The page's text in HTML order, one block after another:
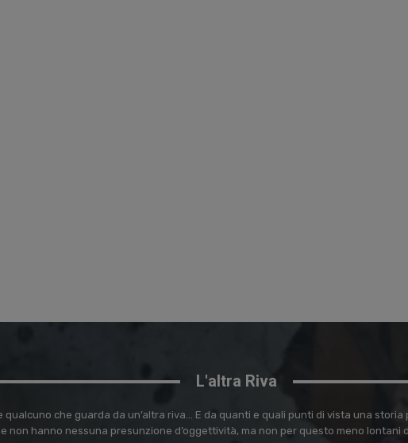
L'altra Riva
qualcuno che guarda da un’altra riva… E da quanti e quali punti di vista una
non hanno nessuna presunzione d’oggettività, ma non per questo meno lontani